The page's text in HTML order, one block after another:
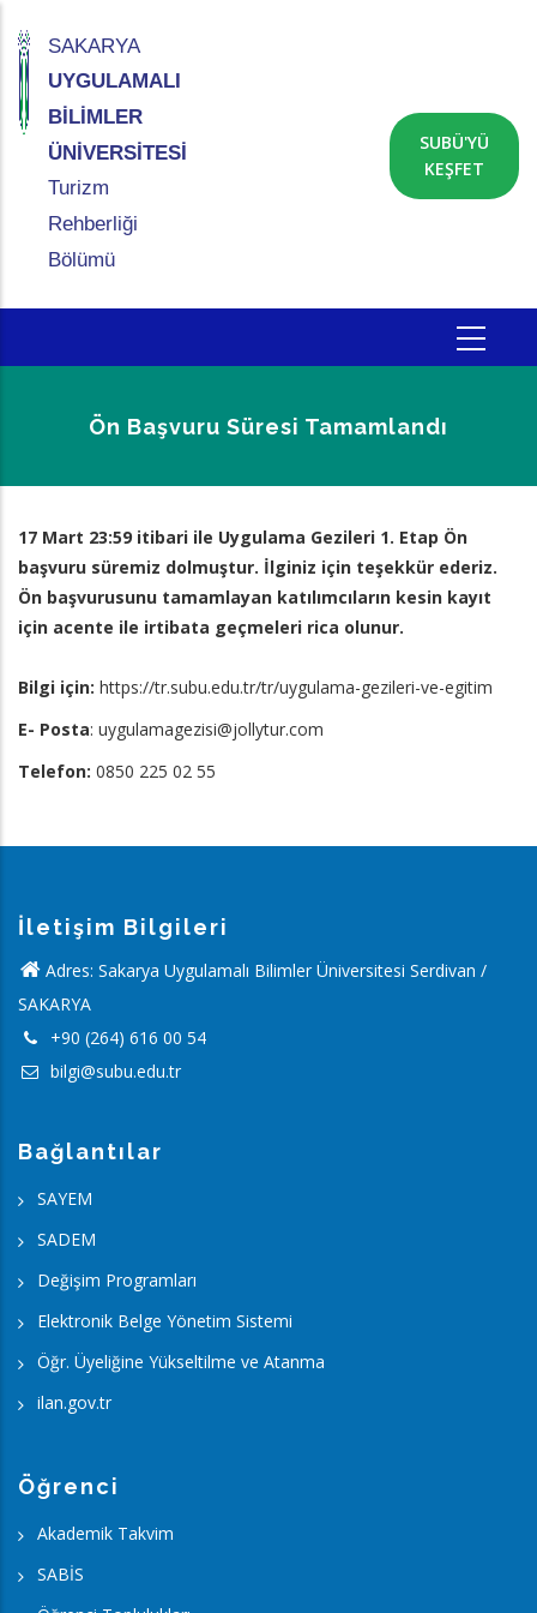
içeriğe
atla
SAKARYA
UYGULAMALI
BİLİMLER
ÜNİVERSİTESİ
Turizm
Rehberliği
Bölümü
SUBÜ'YÜ
KEŞFET
Ön Başvuru Süresi Tamamlandı
Yolu
17 Mart 23:59 itibari ile Uygulama Gezileri 1. Etap Ön
başvuru süremiz dolmuştur. İlginiz için teşekkür ederiz.
Ön başvurusunu tamamlayan katılımcıların kesin kayıt
için acente ile irtibata geçmeleri rica olunur.
Bilgi için: https://tr.subu.edu.tr/tr/uygulama-gezileri-ve-egitim
E- Posta: uygulamagezisi@jollytur.com
Telefon: 0850 225 02 55
İletişim Bilgileri
Adres: Sakarya Uygulamalı Bilimler Üniversitesi Serdivan /
SAKARYA
+90 (264) 616 00 54
bilgi@subu.edu.tr
Bağlantılar
SAYEM
SADEM
Değişim Programları
Elektronik Belge Yönetim Sistemi
Öğr. Üyeliğine Yükseltilme ve Atanma
ilan.gov.tr
Öğrenci
Akademik Takvim
SABİS